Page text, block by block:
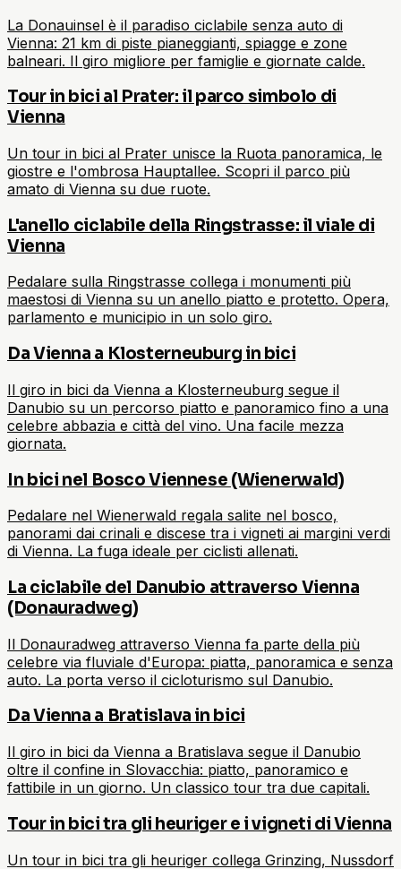
La Donauinsel è il paradiso ciclabile senza auto di
Vienna: 21 km di piste pianeggianti, spiagge e zone
balneari. Il giro migliore per famiglie e giornate calde.
Tour in bici al Prater: il parco simbolo di
Vienna
Un tour in bici al Prater unisce la Ruota panoramica, le
giostre e l'ombrosa Hauptallee. Scopri il parco più
amato di Vienna su due ruote.
L'anello ciclabile della Ringstrasse: il viale di
Vienna
Pedalare sulla Ringstrasse collega i monumenti più
maestosi di Vienna su un anello piatto e protetto. Opera,
parlamento e municipio in un solo giro.
Da Vienna a Klosterneuburg in bici
Il giro in bici da Vienna a Klosterneuburg segue il
Danubio su un percorso piatto e panoramico fino a una
celebre abbazia e città del vino. Una facile mezza
giornata.
In bici nel Bosco Viennese (Wienerwald)
Pedalare nel Wienerwald regala salite nel bosco,
panorami dai crinali e discese tra i vigneti ai margini verdi
di Vienna. La fuga ideale per ciclisti allenati.
La ciclabile del Danubio attraverso Vienna
(Donauradweg)
Il Donauradweg attraverso Vienna fa parte della più
celebre via fluviale d'Europa: piatta, panoramica e senza
auto. La porta verso il cicloturismo sul Danubio.
Da Vienna a Bratislava in bici
Il giro in bici da Vienna a Bratislava segue il Danubio
oltre il confine in Slovacchia: piatto, panoramico e
fattibile in un giorno. Un classico tour tra due capitali.
Tour in bici tra gli heuriger e i vigneti di Vienna
Un tour in bici tra gli heuriger collega Grinzing, Nussdorf